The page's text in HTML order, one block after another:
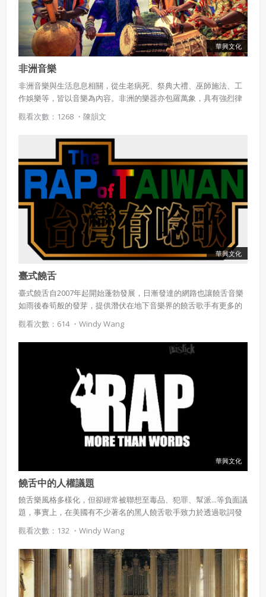
華興文化
非洲音樂
非洲音樂與生活息息相關，從生老病死、祭典大禮、巫師施法、工
作娛樂等，皆以音樂為內容。非洲的樂器亦包羅萬象，具有強烈律
觀看次數：1268 ・ 陳韻文
華興文化
臺式饒舌
臺式饒舌自2007年起開始蓬勃發展，日漸發達的網路也讓饒舌音樂
如雨後春筍般的發芽，提供潛伏在地下音樂界的饒舌歌手有更多的
觀看次數：614 ・ Windy Wang
華興文化
饒舌中的人權議題
饒舌樂風格多樣化，但卻經常被聯想至毒品、犯罪、幫派...等負面議
題，事實上，在美國有不少著名的黑人饒舌歌手致力於透過歌詞發
聲，指責種族歧視、幫派暴力、毒品犯罪...等人權議題；在臺灣，也
有許多新興饒舌團體或歌手，以Rap來針砭時弊，成為引領革新的
能量。
觀看次數：132 ・ Windy Wang